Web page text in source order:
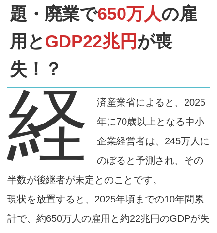
題・廃業で650万人の雇
用とGDP22兆円が喪
失！？
経
済産業省によると、2025
年に70歳以上となる中小
企業経営者は、245万人に
のぼると予測され、その
半数が後継者が未定とのことです。
現状を放置すると、2025年頃までの10年間累
計で、約650万人の雇用と約22兆円のGDPが失